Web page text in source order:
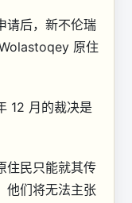
请后，新不伦瑞
原住
12 月的裁决是
住民只能就其传
他们将无法主张